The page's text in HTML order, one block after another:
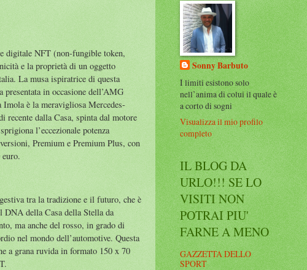
digitale NFT (non-fungible token,
e la proprietà di un oggetto
La musa ispiratrice di questa
presentata in occasione dell’AMG
è la meravigliosa Mercedes-
recente dalla Casa, spinta dal motore
l’eccezionale potenza
Premium e Premium Plus, con
tra la tradizione e il futuro, che è
DNA della Casa della Stella da
ma anche del rosso, in grado di
nel mondo dell’automotive. Questa
a grana ruvida in formato 150 x 70
Sonny Barbuto
I limiti esistono solo
nell’anima di colui il quale è
a corto di sogni
Visualizza il mio profilo
completo
IL BLOG DA
URLO!!! SE LO
VISITI NON
POTRAI PIU'
FARNE A MENO
GAZZETTA DELLO
SPORT